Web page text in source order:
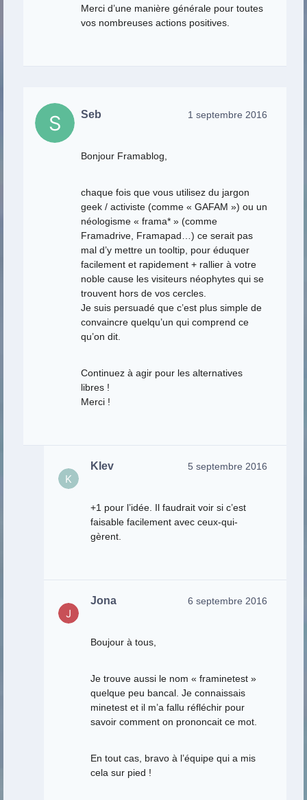
Merci d’une manière générale pour toutes
vos nombreuses actions positives.
Seb 1 septembre 2016
Bonjour Framablog,
chaque fois que vous utilisez du jargon
geek / activiste (comme « GAFAM ») ou un
néologisme « frama* » (comme
Framadrive, Framapad…) ce serait pas
mal d’y mettre un tooltip, pour éduquer
facilement et rapidement + rallier à votre
noble cause les visiteurs néophytes qui se
trouvent hors de vos cercles.
Je suis persuadé que c’est plus simple de
convaincre quelqu’un qui comprend ce
qu’on dit.
Continuez à agir pour les alternatives
libres !
Merci !
Klev 5 septembre 2016
+1 pour l’idée. Il faudrait voir si c’est
faisable facilement avec ceux-qui-
gèrent.
Jona 6 septembre 2016
Boujour à tous,
Je trouve aussi le nom « framinetest »
quelque peu bancal. Je connaissais
minetest et il m’a fallu réfléchir pour
savoir comment on prononcait ce mot.
En tout cas, bravo à l’équipe qui a mis
cela sur pied !